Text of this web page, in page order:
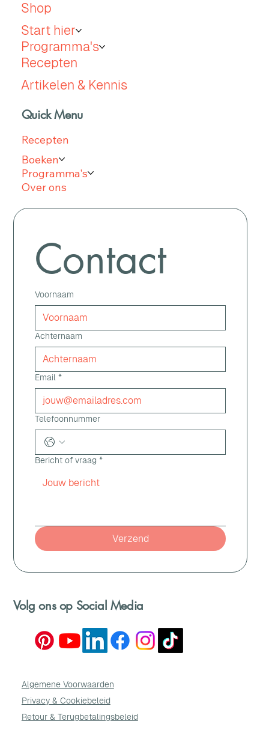
Shop
Start hier
Programma's
Recepten
Artikelen & Kennis
Quick Menu
Recepten
Boeken
Programma's
Over ons
Contact
Voornaam
Achternaam
Email *
Telefoonnummer
Bericht of vraag *
Verzend
Volg ons op Social Media
Algemene Voorwaarden
Privacy & Cookiebeleid
Retour & Terugbetalingsbeleid